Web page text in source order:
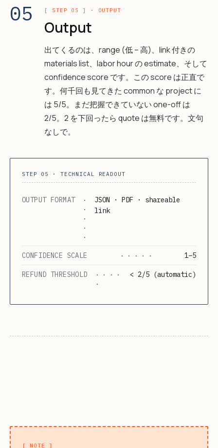
05 [ STEP 05 ] · OUTPUT
Output
出てくるのは、range (低 – 高)、link 付きの
materials list、labor hour の estimate、そして
confidence score です。この score は正直で
す。何千回も見てきた common な project に
は 5/5。まだ把握できていない one-off は
2/5。2 を下回ったら quote は無料です。文句
なしで。
STEP 05 · TECHNICAL READOUT
OUTPUT FORMAT
·
·
·
·
·
JSON · PDF · shareable
link
CONFIDENCE SCALE · · · · · 1–5
REFUND THRESHOLD
· · · ·
·
< 2/5 (automatic)
[ NOTE ]